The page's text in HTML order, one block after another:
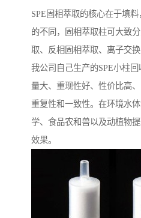
SPE固相萃取的核心在于填
的不同，固相萃取柱可大致
取、反相固相萃取、离子交换
我公司自己生产的SPE小柱
量大、重现性好、性价比高
重复性和一致性。在环境水
学、食品农和兽以及动植物
效果。